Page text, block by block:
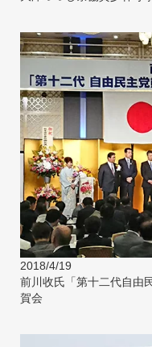
2018/4/19
前川收氏「第十二代自由
賀会